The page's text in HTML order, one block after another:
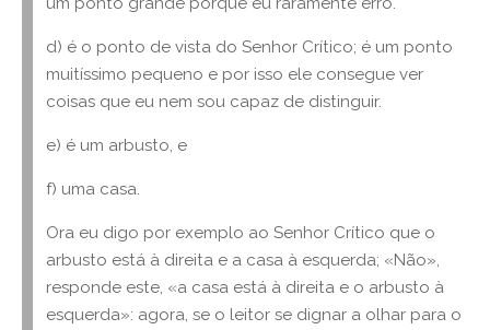
d) é o ponto de vista do Senhor Crítico; é um ponto
muitíssimo pequeno e por isso ele consegue ver
coisas que eu nem sou capaz de distinguir.
e) é um arbusto, e
f) uma casa.
Ora eu digo por exemplo ao Senhor Crítico que o
arbusto está à direita e a casa à esquerda; «Não»,
responde este, «a casa está à direita e o arbusto à
esquerda»: agora, se o leitor se dignar a olhar para o